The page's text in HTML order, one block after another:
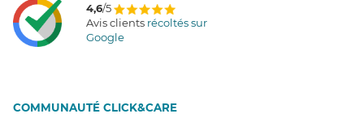
4,6/5
Avis clients récoltés sur
Google
COMMUNAUTÉ CLICK&CARE